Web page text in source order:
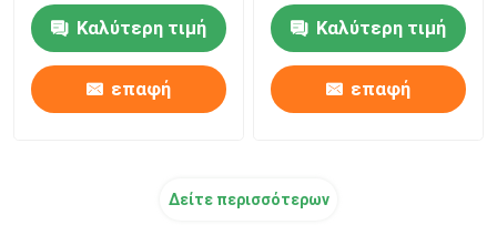
αυλάκωσης
Καλύτερη τιμή
επαφή
πολλαπλάσια μηχανή
αυλάκωσηςΚαλύτερη τιμή
επαφή
Δείτε περισσότερων